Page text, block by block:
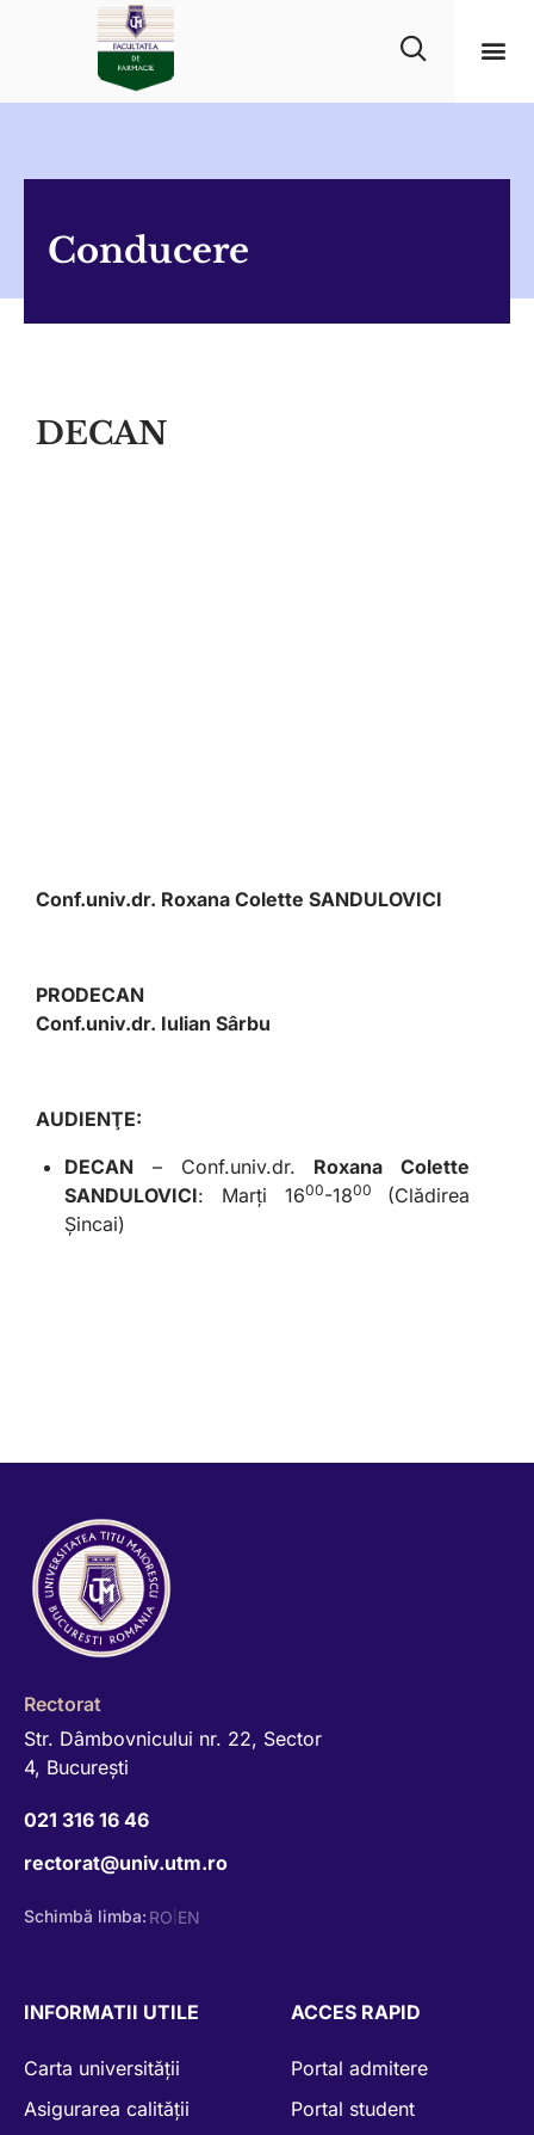
Conducere
DECAN
Conf.univ.dr. Roxana Colette SANDULOVICI
PRODECAN
Conf.univ.dr. Iulian Sârbu
AUDIENŢE:
DECAN – Conf.univ.dr. Roxana Colette
SANDULOVICI: Marţi 1600-1800 (Clădirea
Șincai)
Rectorat
Str. Dâmbovnicului nr. 22, Sector
4, Bucureşti
021 316 16 46
rectorat@univ.utm.ro
Schimbă limba: RO EN
INFORMATII UTILE
Carta universității
Asigurarea calității
ACCES RAPID
Portal admitere
Portal student